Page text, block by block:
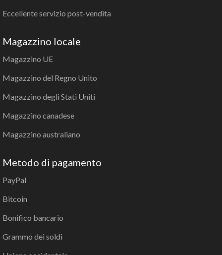
Eccellente servizio post-vendita
Magazzino locale
Magazzino UE
Magazzino del Regno Unito
Magazzino degli Stati Uniti
Magazzino canadese
Magazzino australiano
Metodo di pagamento
PayPal
Bitcoin
Bonifico bancario
Grammo dei soldi